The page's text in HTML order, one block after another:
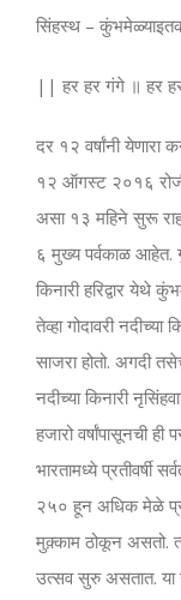
सिंहस्थ –
|| हर हर गंगे ॥ हर
दर १२ वर्षांनी येणारा
१२ ऑगस्ट २०१६
असा १३ महिने सुरू
६ मुख्य पर्वकाळ आहेत.
किनारी हरिद्वार येथे
तेव्हा गोदावरी
साजरा होतो. अगदी
नदीच्या किनारी
हजारो वर्षांपासूनची
भारतामध्ये प्रतीवर्षी
२५० हून अधिक मेळे
मुक़्काम ठोकून असतो.
उत्सव सुरु असतात. या